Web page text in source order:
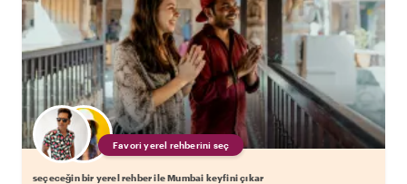
Favori yerel rehberini seç
seçeceğin bir yerel rehber ile Mumbai keyfini çıkar